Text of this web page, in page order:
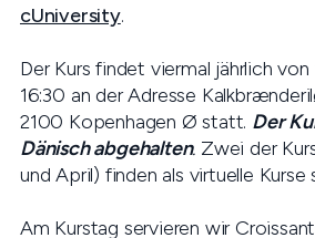
cUniversity.
Der Kurs findet viermal jährlich
16:30 an der Adresse
2100 Kopenhagen Ø statt. Der
Dänisch abgehalten. Zwei der
und April) finden als virtuelle Kurse
Am Kurstag servieren wir